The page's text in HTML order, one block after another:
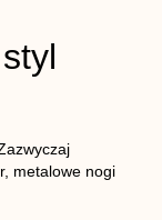
metalowe nogi